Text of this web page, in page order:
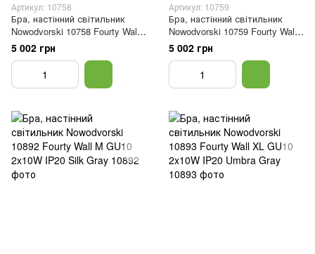
Артикул: 10758
Бра, настінний світильник
Nowodvorski 10758 Fourty Wall
XL GU10 2x10W IP20 Wh
5 002 грн
Артикул: 10759
Бра, настінний світильник
Nowodvorski 10759 Fourty Wall
XL GU10 2x10W IP20 Bl
5 002 грн